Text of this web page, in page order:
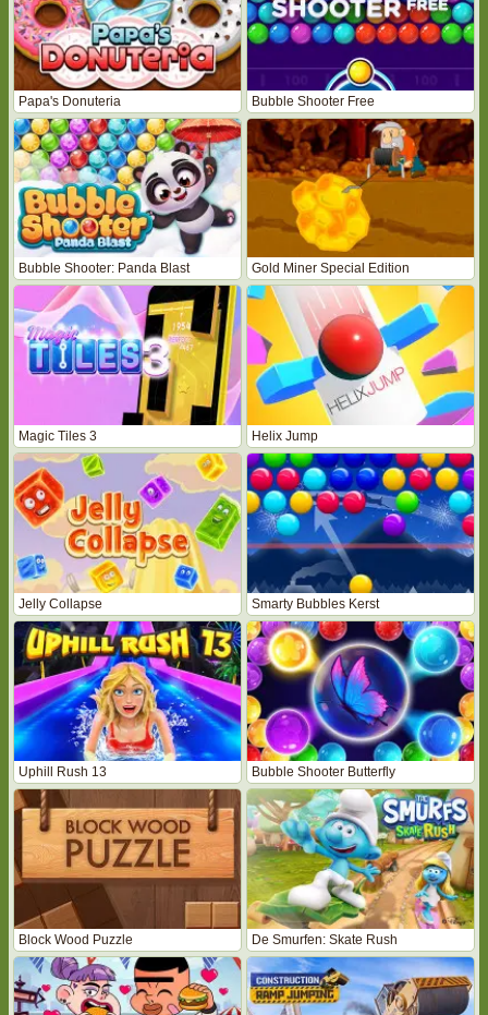
Papa's Donuteria Bubble Shooter Free
Bubble Shooter: Panda Blast Gold Miner Special Edition
Magic Tiles 3 Helix Jump
Jelly Collapse Smarty Bubbles Kerst
Uphill Rush 13 Bubble Shooter Butterfly
Block Wood Puzzle De Smurfen: Skate Rush